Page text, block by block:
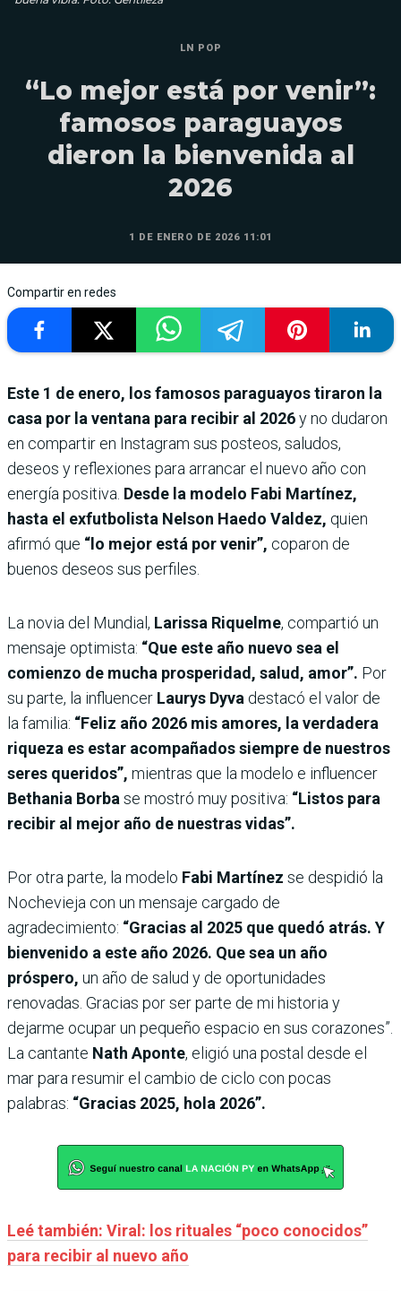
LN POP
“Lo mejor está por venir”:
famosos paraguayos
dieron la bienvenida al
2026
1 DE ENERO DE 2026 11:01
Compartir en redes
Este 1 de enero, los famosos paraguayos tiraron la
casa por la ventana para recibir al 2026y no dudaron
en compartir en Instagram sus posteos, saludos,
deseos y reflexiones para arrancar el nuevo año con
energía positiva. Desde la modelo Fabi Martínez,
hasta el exfutbolista Nelson Haedo Valdez, quien
afirmó que “lo mejor está por venir”, coparon de
buenos deseos sus perfiles.
La novia del Mundial, Larissa Riquelme, compartió un
mensaje optimista: “Que este año nuevo sea el
comienzo de mucha prosperidad, salud, amor”. Por
su parte, la influencer Laurys Dyva destacó el valor de
la familia: “Feliz año 2026 mis amores, la verdadera
riqueza es estar acompañados siempre de nuestros
seres queridos”, mientras que la modelo e influencer
Bethania Borba se mostró muy positiva: “Listos para
recibir al mejor año de nuestras vidas”.
Por otra parte, la modelo Fabi Martínez se despidió la
Nochevieja con un mensaje cargado de
agradecimiento: “Gracias al 2025 que quedó atrás. Y
bienvenido a este año 2026. Que sea un año
próspero, un año de salud y de oportunidades
renovadas. Gracias por ser parte de mi historia y
dejarme ocupar un pequeño espacio en sus corazones”.
La cantante Nath Aponte, eligió una postal desde el
mar para resumir el cambio de ciclo con pocas
palabras: “Gracias 2025, hola 2026”.
Leé también: Viral: los rituales “poco conocidos”
para recibir al nuevo año